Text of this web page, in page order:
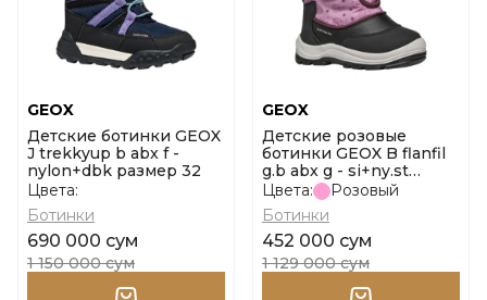
GEOX
Детские ботинки GEOX
J trekkyup b abx f -
nylon+dbk размер 32
Цвета:
Ботинки
690 000 сум
1 150 000 сум
GEOX
Детские розовые
ботинки GEOX B flanfil
g.b abx g - si+ny.st
размер 24
Цвета:
Розовый
Ботинки
452 000 сум
1 129 000 сум